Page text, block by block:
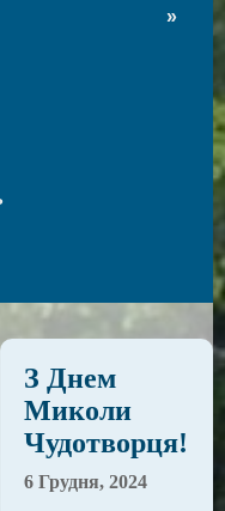
З Днем
Миколи
Чудотворця!
6 Грудня, 2024